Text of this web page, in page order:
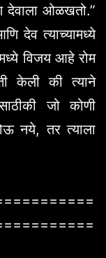
देवाला ओळखतो.”
देव त्याच्यामध्ये
विजय आहे रोम
केली की त्याने
जो कोणी
नये, तर त्याला